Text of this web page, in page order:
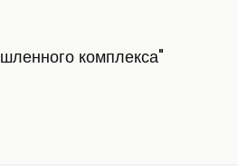
комплекса"